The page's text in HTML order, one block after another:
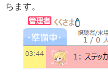
ちます。